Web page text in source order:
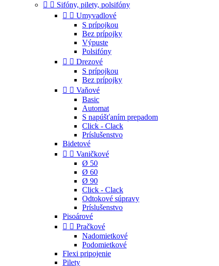
  Sifóny, pilety, polsifóny
  Umyvadlové
S prípojkou
Bez prípojky
Výpuste
Polsifóny
  Drezové
S prípojkou
Bez prípojky
  Vaňové
Basic
Automat
S napúšťaním prepadom
Click - Clack
Príslušenstvo
Bidetové
  Vaničkové
Ø 50
Ø 60
Ø 90
Click - Clack
Odtokové súpravy
Príslušenstvo
Pisoárové
  Pračkové
Nadomietkové
Podomietkové
Flexi pripojenie
Pilety